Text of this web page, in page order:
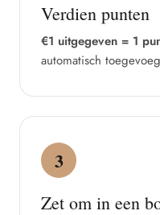
Verdien punten
€1 uitgegeven = 1
automatisch
3
Zet om in een